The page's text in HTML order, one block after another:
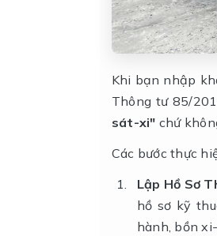
Khi bạn nhập
Thông tư 85/
sát-xi" chứ
Các bước thực
Lập Hồ Sơ
hồ sơ kỹ
hành, bồn